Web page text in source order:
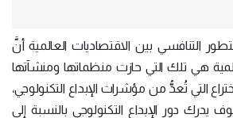
التنافسي بين الاقتصاديات العالمية أنَّ
هي تلك التي حازت منظماتها ومنشآتها
التي تُعدُّ من مؤشرات الإبداع التكنولوجي،
دور الإبداع التكنولوجي بالنسبة إلى